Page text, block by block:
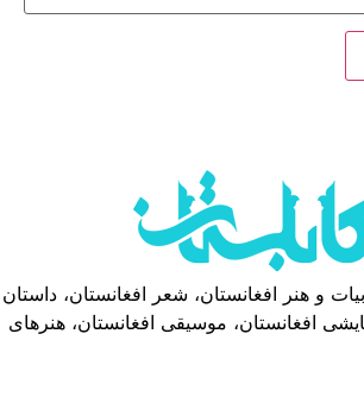
و هنر افغانستان، شعر افغانستان، داستان
افغانستان، موسیقی افغانستان، هنرهای